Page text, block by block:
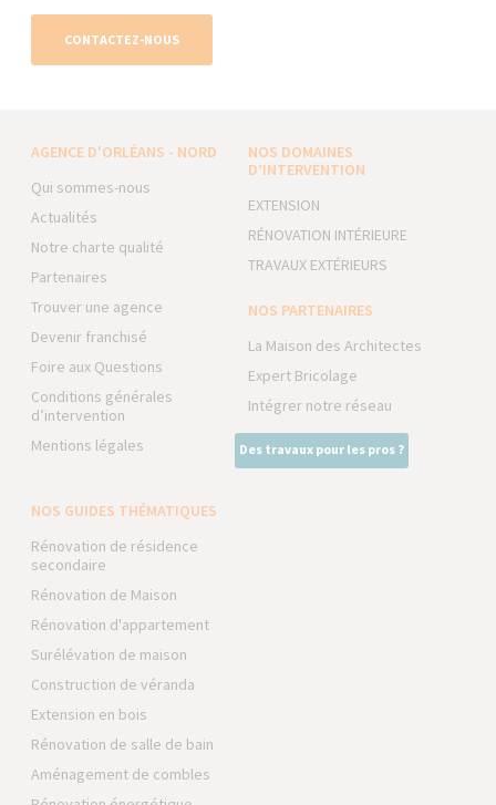
CONTACTEZ-NOUS
AGENCE D'ORLÉANS - NORD
Qui sommes-nous
Actualités
Notre charte qualité
Partenaires
Trouver une agence
Devenir franchisé
Foire aux Questions
Conditions générales
d’intervention
Mentions légales
NOS DOMAINES
D’INTERVENTION
EXTENSION
RÉNOVATION INTÉRIEURE
TRAVAUX EXTÉRIEURS
NOS PARTENAIRES
La Maison des Architectes
Expert Bricolage
Intégrer notre réseau
Des travaux pour les pros ?
NOS GUIDES THÉMATIQUES
Rénovation de résidence
secondaire
Rénovation de Maison
Rénovation d'appartement
Surélévation de maison
Construction de véranda
Extension en bois
Rénovation de salle de bain
Aménagement de combles